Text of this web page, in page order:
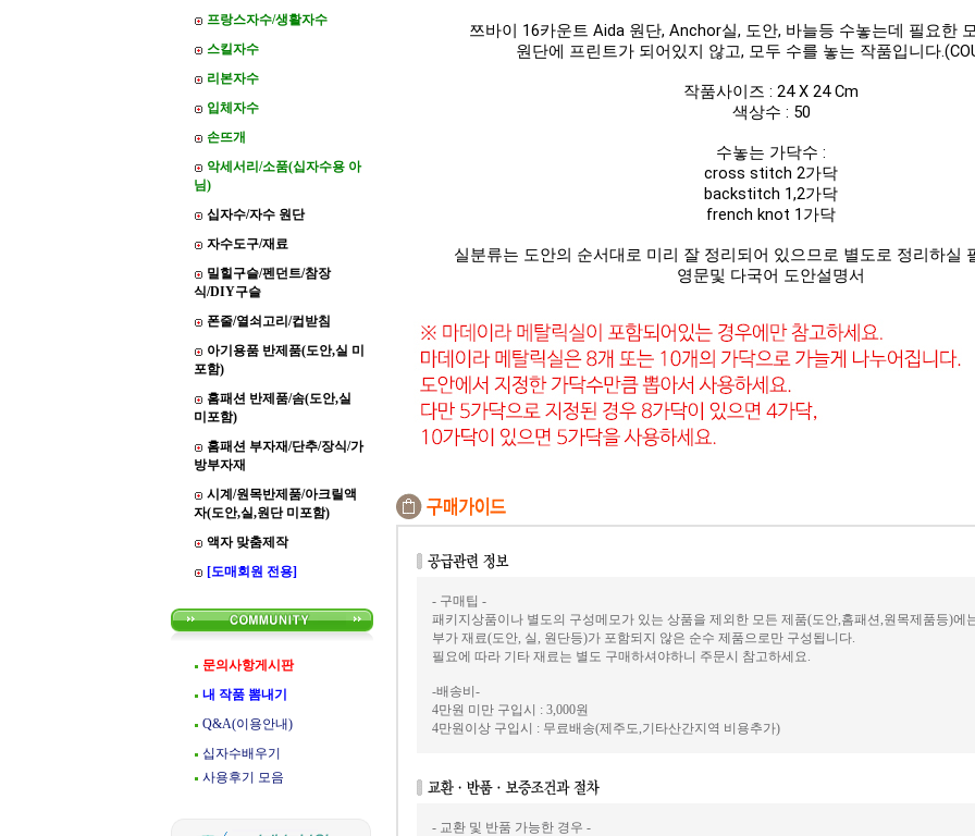
프랑스자수/생활자수
스킬자수
리본자수
입체자수
손뜨개
악세서리/소품(십자수용 아
님)
십자수/자수 원단
자수도구/재료
밀힐구슬/펜던트/참장
식/DIY구슬
폰줄/열쇠고리/컵받침
아기용품 반제품(도안,실 미
포함)
홈패션 반제품/솜(도안,실
미포함)
홈패션 부자재/단추/장식/가
방부자재
시계/원목반제품/아크릴액
자(도안,실,원단 미포함)
액자 맞춤제작
[도매회원 전용]
문의사항게시판
내 작품 뽐내기
Q&A(이용안내)
십자수배우기
사용후기 모음
쯔바이 16카운트 Aida 원단, Anchor실, 도안, 바늘등 수놓는데 필요한
원단에 프린트가 되어있지 않고, 모두 수를 놓는 작품입니다
작품사이즈 : 24 X 24 Cm
색상수 : 50
수놓는 가닥수 :
cross stitch 2가닥
backstitch 1,2가닥
french knot 1가닥
실분류는 도안의 순서대로 미리 잘 정리되어 있으므로 별도로 정리하실
영문및 다국어 도안설명서
- 구매팁 -
패키지상품이나 별도의 구성메모가 있는 상품을 제외한 모든 제품(도안,홈패션,원목제품등)에
부가 재료(도안, 실, 원단등)가 포함되지 않은 순수 제품으로만 구성됩니다.
필요에 따라 기타 재료는 별도 구매하셔야하니 주문시 참고하세요.
-배송비-
4만원 미만 구입시 : 3,000원
4만원이상 구입시 : 무료배송(제주도,기타산간지역 비용추가)
- 교환 및 반품 가능한 경우 -